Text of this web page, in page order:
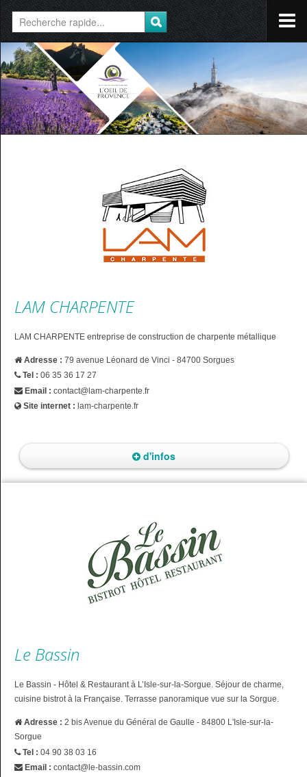
LAM CHARPENTE
LAM CHARPENTE entreprise de construction de charpente métallique
Adresse : 79 avenue Léonard de Vinci - 84700 Sorgues
Tel : 06 35 36 17 27
Email : contact@lam-charpente.fr
Site internet : lam-charpente.fr
d'infos
Le Bassin
Le Bassin - Hôtel & Restaurant à L’Isle-sur-la-Sorgue. Séjour de charme,
cuisine bistrot à la Française. Terrasse panoramique vue sur la Sorgue.
Adresse : 2 bis Avenue du Général de Gaulle - 84800 L'Isle-sur-la-
Sorgue
Tel : 04 90 38 03 16
Email : contact@le-bassin.com